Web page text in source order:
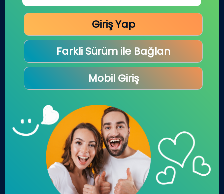
Giriş Yap
Farkli Sürüm ile Bağlan
Mobil Giriş